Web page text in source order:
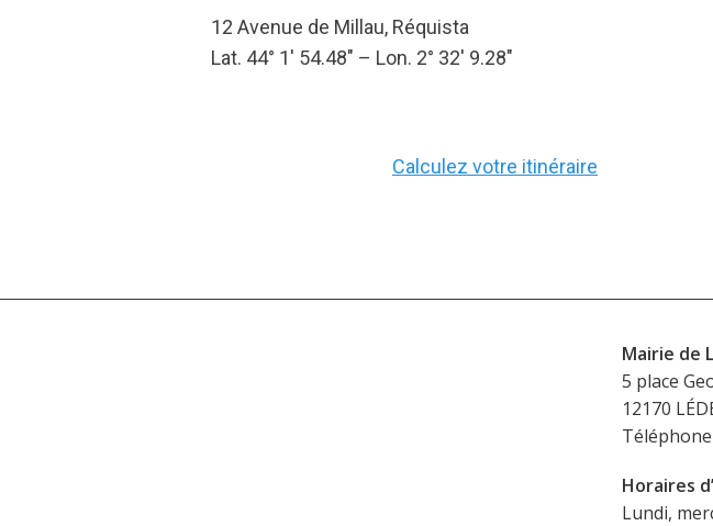
12 Avenue de Millau, Réquista
Lat. 44° 1′ 54.48″ – Lon. 2° 32′ 9.28″
Calculez votre itinéraire
Mairie de
5 place
12170
Téléphone
Horaires
Lundi,